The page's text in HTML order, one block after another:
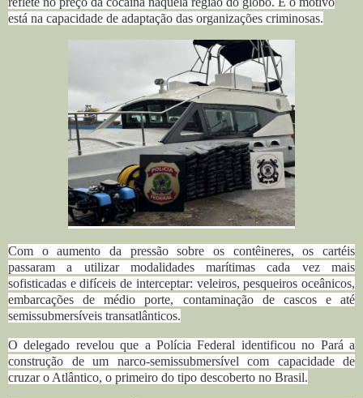
está na capacidade de adaptação das organizações criminosas.
Com o aumento da pressão sobre os contêineres, os cartéis
passaram a utilizar modalidades marítimas cada vez mais
sofisticadas e difíceis de interceptar: veleiros, pesqueiros oceânicos,
embarcações de médio porte, contaminação de cascos e até
semissubmersíveis transatlânticos.
O delegado revelou que a Polícia Federal identificou no Pará a
construção de um narco-semissubmersível com capacidade de
cruzar o Atlântico, o primeiro do tipo descoberto no Brasil.